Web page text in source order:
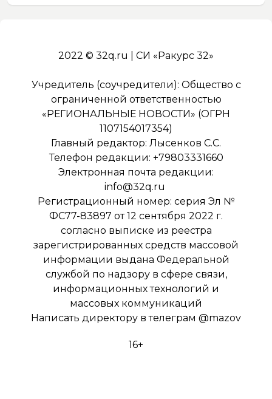
2022 © 32q.ru | СИ «Ракурс 32»
Учредитель (соучредители): Общество с
ограниченной ответственностью
«РЕГИОНАЛЬНЫЕ НОВОСТИ» (ОГРН
1107154017354)
Главный редактор: Лысенков С.С.
Телефон редакции: +79803331660
Электронная почта редакции:
info@32q.ru
Регистрационный номер: серия Эл №
ФС77-83897 от 12 сентября 2022 г.
согласно выписке из реестра
зарегистрированных средств массовой
информации выдана Федеральной
службой по надзору в сфере связи,
информационных технологий и
массовых коммуникаций
Написать директору в телеграм @mazov
16+